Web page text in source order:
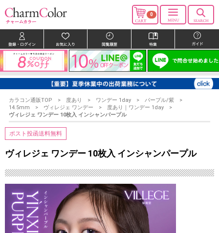
0
カラコン通販TOP 度あり ワンデー 1day
パープル/紫
14.5mm
ヴィレジェ ワンデー
度あり｜ワンデー 1day
ヴィレジェ ワンデー 10枚入 インシャンパープル
ポスト投函送料無料
ヴィレジェ ワンデー 10枚入 インシャンパープル